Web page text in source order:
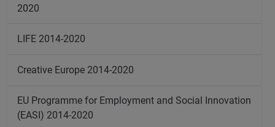
2020
LIFE 2014-2020
Creative Europe 2014-2020
EU Programme for Employment and Social Innovation
(EASI) 2014-2020